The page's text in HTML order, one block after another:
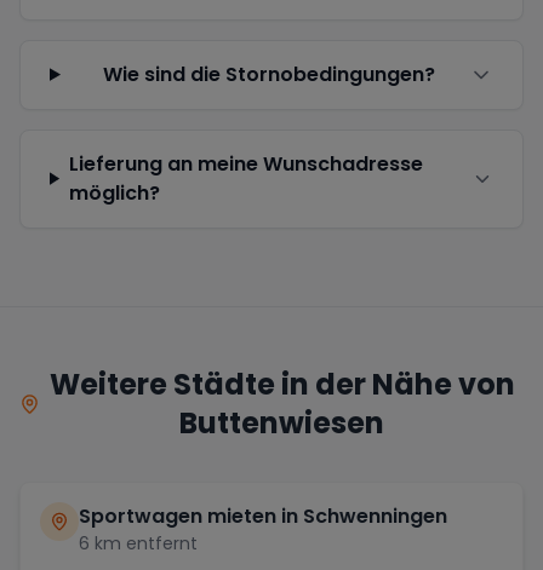
Wie sind die Stornobedingungen?
Lieferung an meine Wunschadresse
möglich?
Weitere Städte in der Nähe von
Buttenwiesen
Sportwagen mieten in Schwenningen
6 km entfernt